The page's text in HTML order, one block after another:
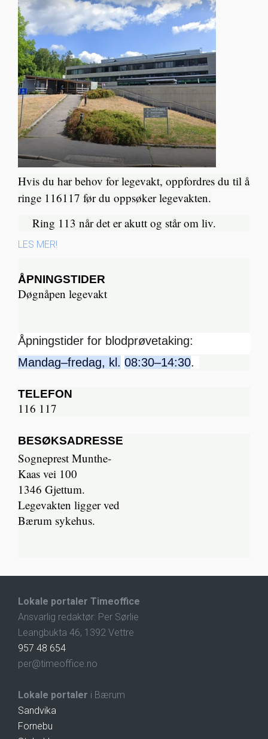
Hvis du har behov for legevakt, oppfordres du til å
ringe 116117 før du oppsøker legevakten.
Ring 113 når det er akutt og står om liv.​
LES MER!
ÅPNINGSTIDER
Døgnåpen legevakt
Åpningstider for blodprøvetaking:
Mandag–fredag, kl. 08:30–14:30.
TELEFON
116 117
BESØKSADRESSE
Sogneprest Munthe-
Kaas vei 100
1346 Gjettum.
Legevakten ligger ved
Bærum sykehus.
Lokale portaler Timeoffice
Ansvarlig redaktør: Per Sørlie
Leangbukta 46, 1392 Vettre
957 48 654
per@timeoffice.no
Lokale portaler i Bærum
Sandvika
Fornebu